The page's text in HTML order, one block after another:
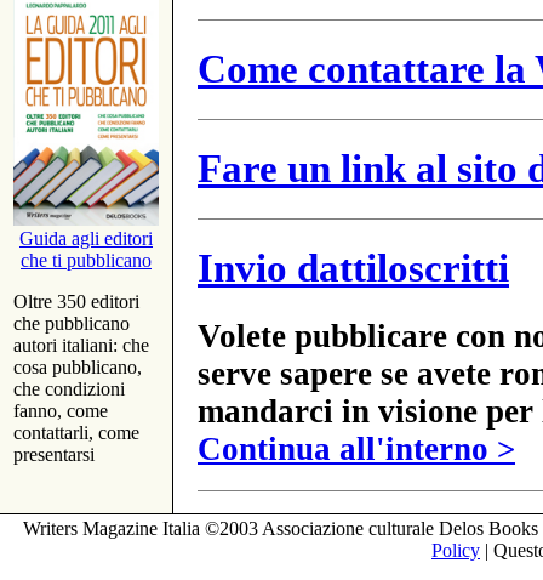
Guida agli editori
che ti pubblicano
Oltre 350 editori
che pubblicano
autori italiani: che
cosa pubblicano,
che condizioni
fanno, come
contattarli, come
presentarsi
Come contattare
Fare un link al sito
Invio dattiloscritti
Volete pubblicare con
serve sapere se avete
mandarci in visione
Continua all'interno >
Writers Magazine Italia ©2003 Associazione culturale Delos
Policy |